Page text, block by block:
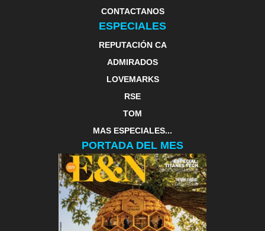
CONTACTANOS
ESPECIALES
REPUTACIÓN CA
ADMIRADOS
LOVEMARKS
RSE
TOM
MAS ESPECIALES...
PORTADA DEL MES